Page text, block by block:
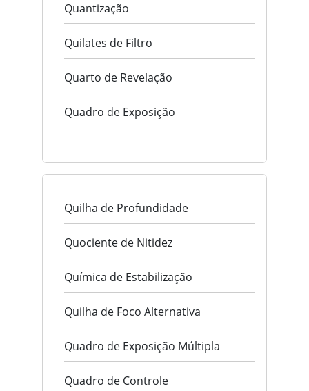
Quantização
Quilates de Filtro
Quarto de Revelação
Quadro de Exposição
Quilha de Profundidade
Quociente de Nitidez
Química de Estabilização
Quilha de Foco Alternativa
Quadro de Exposição Múltipla
Quadro de Controle